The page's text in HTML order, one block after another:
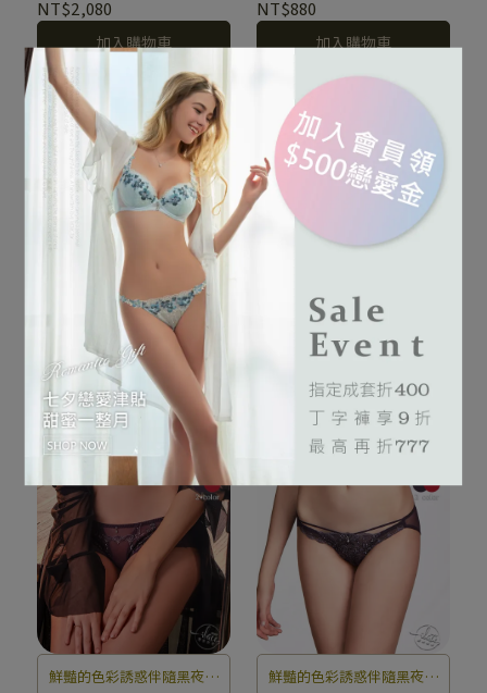
NT$2,080
加入購物車
如蒼芎滑落的精靈，充滿令
人玩味的豐富幻想。
NT$880
加入購物車
浩瀚無垠的星空，帶給人巨
大的神祕感和想像力，銀河
中閃爍著無數個幸運星，猶
如蒼芎滑落的精靈，充滿令
人玩味的豐富幻想。
燦亮星影系列 刺繡中腰三
角褲 M-XL(神秘紫)
NT$880
加入購物車
浩瀚無垠的星空，帶給人巨
大的神祕感和想像力，銀河
中閃爍著無數個幸運星，猶
如蒼芎滑落的精靈，充滿令
人玩味的豐富幻想。
燦亮星影系列 刺繡機能調
整型內衣 B-F罩(神秘紫)
NT$1,440NT$2,980
加入購物車
鮮豔的色彩誘惑伴隨黑夜的
鮮豔的色彩誘惑伴隨黑夜的